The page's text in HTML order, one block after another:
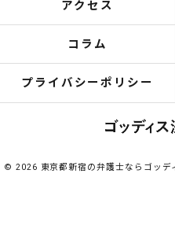
アクセス
コラム
プライバシーポリシー
© 2026 東京都新宿の弁護士ならゴッデ